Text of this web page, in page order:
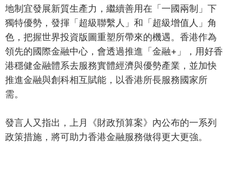
地制宜發展新質生產力，繼續善用在「一國兩制」下
獨特優勢，發揮「超級聯繫人」和「超級增值人」角
色，把握世界投資版圖重塑所帶來的機遇。香港作為
領先的國際金融中心，會透過推進「金融+」，用好香
港穩健金融體系去服務實體經濟與優勢產業，並加快
推進金融與創科相互賦能，以香港所長服務國家所
需。
發言人又指出，上月《財政預算案》內公布的一系列
政策措施，將可助力香港金融服務做得更大更強。